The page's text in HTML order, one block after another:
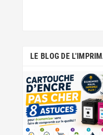
LE BLOG DE